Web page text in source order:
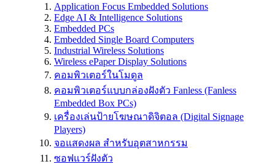
Application Focus Embedded Solutions
Edge AI & Intelligence Solutions
Embedded PCs
Embedded Single Board Computers
Industrial Wireless Solutions
Wireless ePaper Display Solutions
คอมพิวเตอร์ในโมดูล
คอมพิวเตอร์แบบกล่องฝังตัว Fanless (Fanless
Embedded Box PCs)
เครื่องเล่นป้ายโฆษณาดิจิตอล (Digital Signage
Players)
จอแสดงผล สำหรับอุตสาหกรรม
ซอฟแวร์ฝังตัว